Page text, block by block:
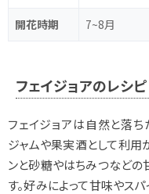
開花時期 7~8月
フェイジョアのレシピ
フェイジョアは自然と落
ジャムや果実酒として利用
ンと砂糖やはちみつなどの
す。好みによって甘味やス